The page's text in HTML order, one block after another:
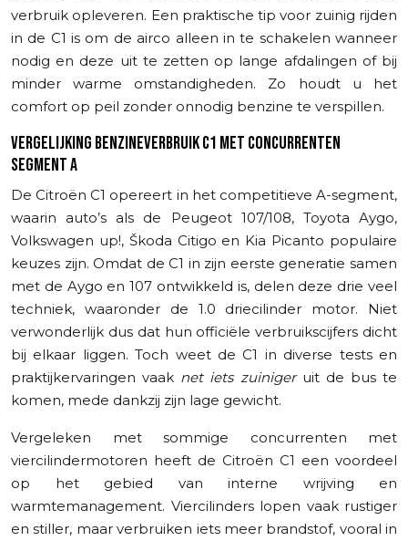
verbruik opleveren. Een praktische tip voor zuinig rijden
in de C1 is om de airco alleen in te schakelen wanneer
nodig en deze uit te zetten op lange afdalingen of bij
minder warme omstandigheden. Zo houdt u het
comfort op peil zonder onnodig benzine te verspillen.
VERGELIJKING BENZINEVERBRUIK C1 MET CONCURRENTEN
SEGMENT A
De Citroën C1 opereert in het competitieve A-segment,
waarin auto’s als de Peugeot 107/108, Toyota Aygo,
Volkswagen up!, Škoda Citigo en Kia Picanto populaire
keuzes zijn. Omdat de C1 in zijn eerste generatie samen
met de Aygo en 107 ontwikkeld is, delen deze drie veel
techniek, waaronder de 1.0 driecilinder motor. Niet
verwonderlijk dus dat hun officiële verbruikscijfers dicht
bij elkaar liggen. Toch weet de C1 in diverse tests en
praktijkervaringen vaak net iets zuinigeruit de bus te
komen, mede dankzij zijn lage gewicht.
Vergeleken met sommige concurrenten met
viercilindermotoren heeft de Citroën C1 een voordeel
op het gebied van interne wrijving en
warmtemanagement. Viercilinders lopen vaak rustiger
en stiller, maar verbruiken iets meer brandstof, vooral in